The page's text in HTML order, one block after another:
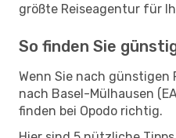
größte Reiseagentur für
So finden Sie
Wenn Sie nach günstigen
nach Basel-Mülhausen
finden bei Opodo richtig.